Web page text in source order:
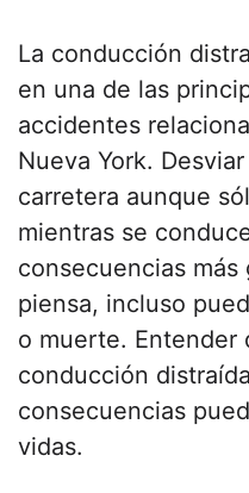
La conducción
en una de las
accidentes
Nueva York.
carretera aunque
mientras se
consecuencias
piensa, incluso
o muerte. Entender
conducción
consecuencias
vidas.